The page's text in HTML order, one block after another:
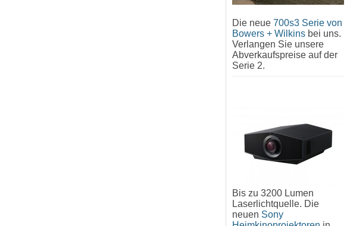
Die neue 700s3 Serie von
Bowers + Wilkins bei uns.
Verlangen Sie unsere
Abverkaufspreise auf der
Serie 2.
Bis zu 3200 Lumen
Laserlichtquelle. Die
neuen Sony